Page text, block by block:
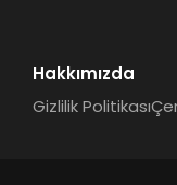
Hakkımızda
Gizlilik Politikası